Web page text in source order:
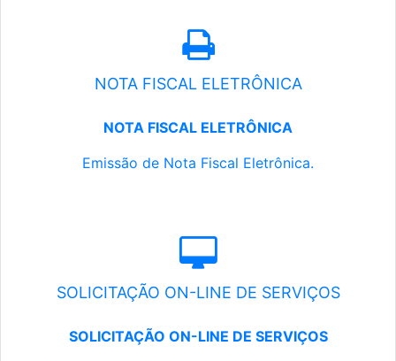
NOTA FISCAL ELETRÔNICA
NOTA FISCAL ELETRÔNICA
Emissão de Nota Fiscal Eletrônica.
SOLICITAÇÃO ON-LINE DE SERVIÇOS
SOLICITAÇÃO ON-LINE DE SERVIÇOS